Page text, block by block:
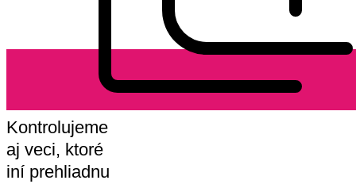
Kontrolujeme
aj veci, ktoré
iní prehliadnu